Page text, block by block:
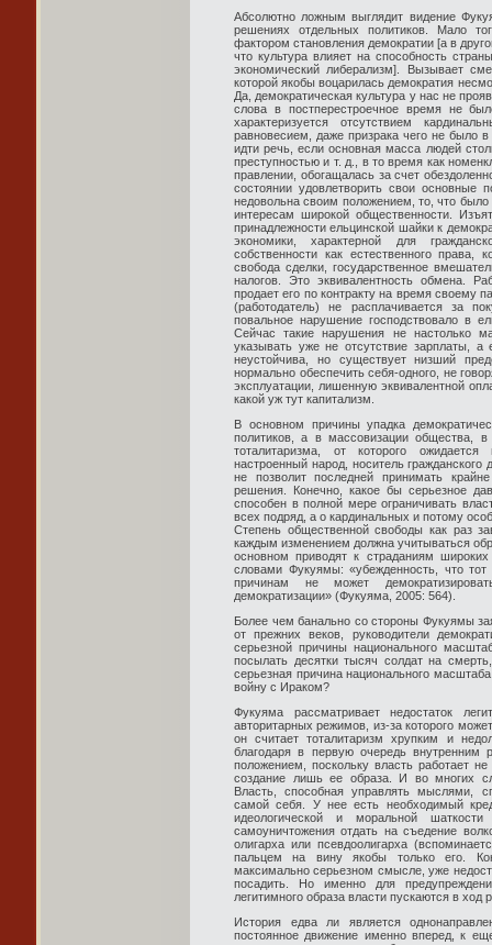
Абсолютно ложным выглядит видение
решениях отдельных политиков. Мало
фактором становления демократии [а в
что культура влияет на способность
экономический либерализм]. Вызывает
которой якобы воцарилась демократия
Да, демократическая культура у нас не
слова в постперестроечное время не
характеризуется отсутствием
равновесием, даже призрака чего не было
идти речь, если основная масса людей
преступностью и т. д., в то время как
правлении, обогащалась за счет
состоянии удовлетворить свои основные
недовольна своим положением, то, что
интересам широкой общественности.
принадлежности ельцинской шайки к
экономики, характерной для
собственности как естественного
свобода сделки, государственное
налогов. Это эквивалентность обмена.
продает его по контракту на время своему
(работодатель) не расплачивается за
повальное нарушение господствовало в
Сейчас такие нарушения не настолько
указывать уже не отсутствие зарплаты,
неустойчива, но существует низший
нормально обеспечить себя-одного, не
эксплуатации, лишенную эквивалентной
какой уж тут капитализм.
В основном причины упадка
политиков, а в массовизации общества,
тоталитаризма, от которого
настроенный народ, носитель
не позволит последней принимать
решения. Конечно, какое бы серьезное
способен в полной мере ограничивать
всех подряд, а о кардинальных и потому
Степень общественной свободы как раз
каждым изменением должна учитываться
основном приводят к страданиям
словами Фукуямы: «убежденность, что
причинам не может
демократизации» (Фукуяма, 2005: 564).
Более чем банально со стороны Фукуямы
от прежних веков, руководители
серьезной причины национального
посылать десятки тысяч солдат на
серьезная причина национального
войну с Ираком?
Фукуяма рассматривает недостаток
авторитарных режимов, из-за которого
он считает тоталитаризм хрупким и
благодаря в первую очередь
положением, поскольку власть работает
создание лишь ее образа. И во многих
Власть, способная управлять мыслями,
самой себя. У нее есть необходимый
идеологической и моральной
самоуничтожения отдать на съедение
олигарха или псевдоолигарха
пальцем на вину якобы только его.
максимально серьезном смысле, уже
посадить. Но именно для
легитимного образа власти пускаются в ход
История едва ли является
постоянное движение именно вперед, к